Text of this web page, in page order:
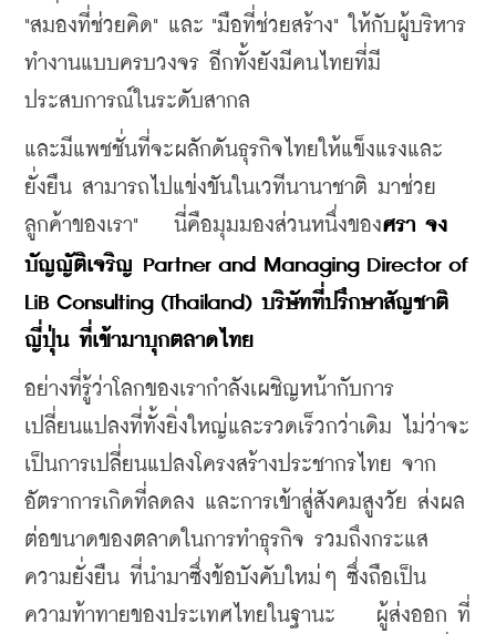
"สมองที่ช่วยคิด" และ "มือที่ช่วยสร้าง" ให้กับผู้บริหาร
ทำงานแบบครบวงจร อีกทั้งยังมีคนไทยที่มี
ประสบการณ์ในระดับสากล
และมีแพชชั่นที่จะผลักดันธุรกิจไทยให้แข็งแรงและ
ยั่งยืน สามารถไปแข่งขันในเวทีนานาชาติ มาช่วย
ลูกค้าของเรา"
นี่คือมุมมองส่วนหนึ่งของศรา จง
บัญญัติเจริญ Partner and Managing Director of
LiB Consulting (Thailand) บริษัทที่ปรึกษาสัญชาติ
ญี่ปุ่น ที่เข้ามาบุกตลาดไทย
อย่างที่รู้ว่าโลกของเรากำลังเผชิญหน้ากับการ
เปลี่ยนแปลงที่ทั้งยิ่งใหญ่และรวดเร็วกว่าเดิม ไม่ว่าจะ
เป็นการเปลี่ยนแปลงโครงสร้างประชากรไทย จาก
อัตราการเกิดที่ลดลง และการเข้าสู่สังคมสูงวัย ส่งผล
ต่อขนาดของตลาดในการทำธุรกิจ รวมถึงกระแส
ความยั่งยืน ที่นำมาซึ่งข้อบังคับใหม่ๆ ซึ่งถือเป็น
ความท้าทายของประเทศไทยในฐานะ    ผู้ส่งออก ที่